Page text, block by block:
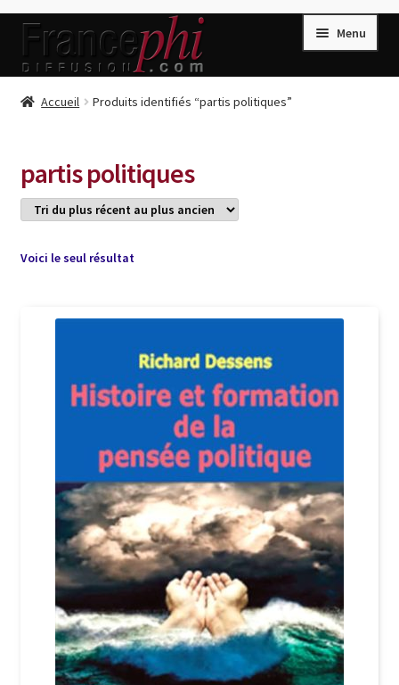
Aller
la
Aller
contenu
Menu
Accueil
Conditions de Vente
Connection
Listes d’Envies
Livres de Peter Randa
Livres de Philippe Randa
Newsletter
Nous Contacter
Panier
Politique de confidentialité et cookies
Qui sommes-nous ?
Soutien à Philippe Randa
Suivi de la Commande
Accueil Produits identifiés “partis politiques”
partis politiques
Voici le seul résultat